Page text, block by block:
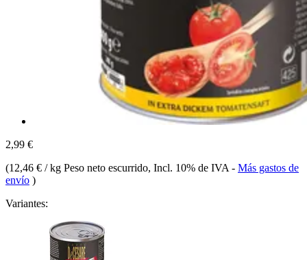
2,99 €
(12,46 € / kg Peso neto escurrido, Incl. 10% de IVA - Más gastos de
envío )
Variantes: